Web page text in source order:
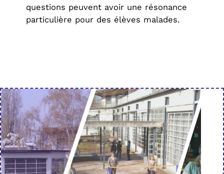
questions peuvent avoir une résonance
particulière pour des élèves malades.